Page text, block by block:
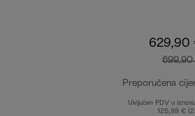
629,90
Preporučena
Uključen PDV u
125,98 €